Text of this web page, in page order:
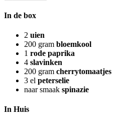
In de box
2 uien
200 gram bloemkool
1 rode paprika
4 slavinken
200 gram cherrytomaatjes
3 el peterselie
naar smaak spinazie
In Huis